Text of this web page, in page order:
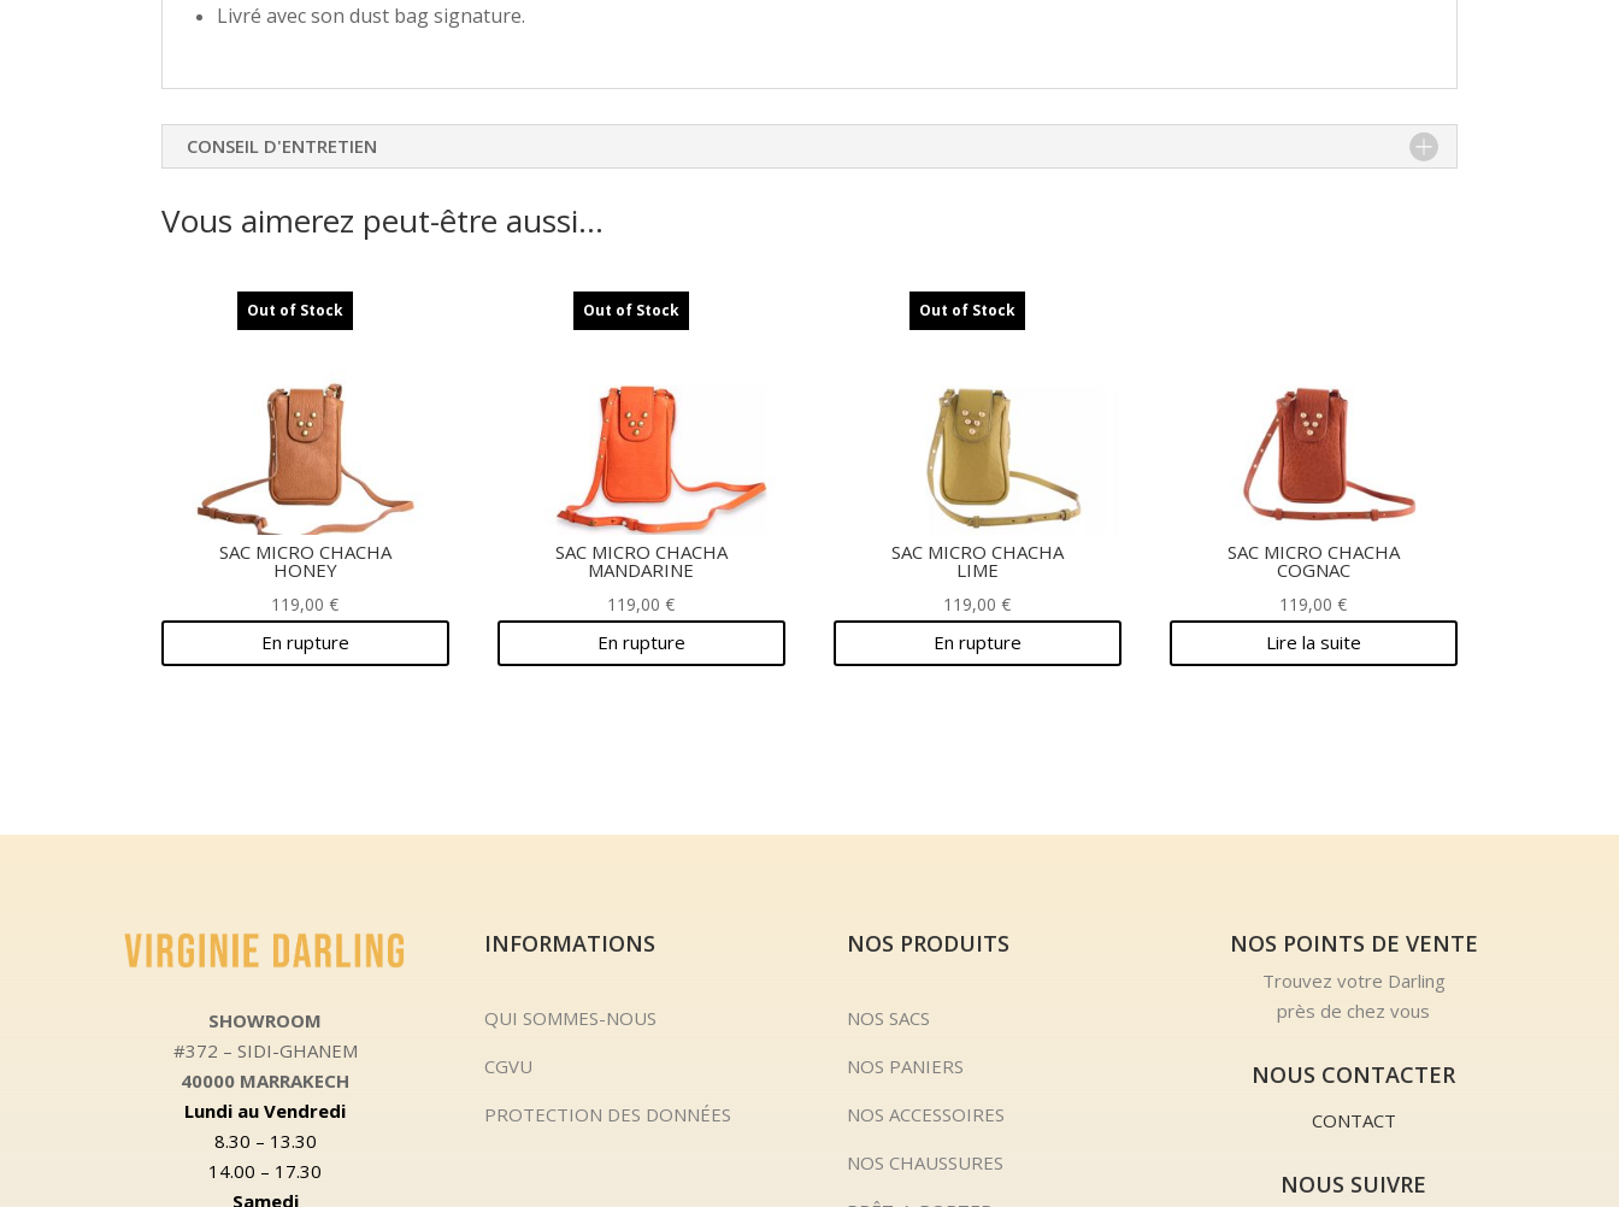
Livré avec son dust bag signature.
CONSEIL D'ENTRETIEN
Vous aimerez peut-être aussi…
Out of Stock
SAC MICRO CHACHA
HONEY
119,00€
En rupture
Out of Stock
SAC MICRO CHACHA
MANDARINE
119,00€
En rupture
Out of Stock
SAC MICRO CHACHA
LIME
119,00€
En rupture
SAC MICRO CHACHA
COGNAC
119,00€
Lire la suite
SHOWROOM
#372 – SIDI-GHANEM
40000 MARRAKECH
Lundi au Vendredi
8.30 – 13.30
14.00 – 17.30
Samedi
INFORMATIONS
QUI SOMMES-NOUS
CGVU
PROTECTION DES DONNÉES
NOS PRODUITS
NOS SACS
NOS PANIERS
NOS ACCESSOIRES
NOS CHAUSSURES
NOS POINTS DE VENTE
Trouvez votre Darling
près de chez vous
NOUS CONTACTER
CONTACT
NOUS SUIVRE